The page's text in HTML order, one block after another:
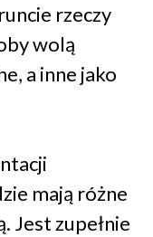
rzeczy
wolą
a inne jako
mają różne
Jest zupełnie